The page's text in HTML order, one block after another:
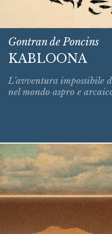
Gontran de Poncins
KABLOONA
L’avventura impossibile
nel mondo aspro e